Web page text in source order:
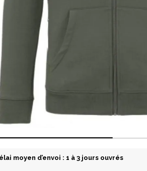
moyen d’envoi : 1 à 3 jours ouvrés